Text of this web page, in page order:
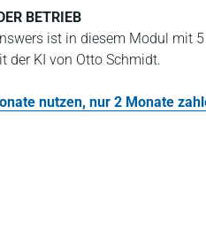
BETRIEB
ist in diesem Modul mit
der KI von Otto Schmidt.
nutzen, nur 2 Monate